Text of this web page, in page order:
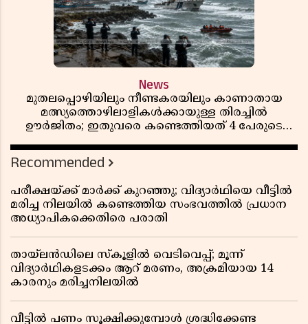
News
മുതലപ്പൊഴിയിലും നീണ്ടകരയിലും കാണാതായ
മത്സ്യത്തൊഴിലാളികൾക്കായുള്ള തിരച്ചിൽ
ഊർജിതം; ഇതുവരെ കണ്ടെത്തിയത് 4 പേരുടെ
Recommended
പരീക്ഷയ്ക്ക് മാർക്ക് കുറഞ്ഞു; വിദ്യാർഥിയെ വീട്ടിൽ
മരിച്ച നിലയിൽ കണ്ടെത്തിയ സംഭവത്തിൽ പ്രധാന
അധ്യാപികക്കെതിരെ പരാതി
തായ്‌ലൻഡിലെ സ്‌കൂളിൽ വെടിവെപ്പ്; മൂന്ന്
വിദ്യാർഥികളടക്കം ആറ് മരണം, അക്രമിയായ 14
കാരനും മരിച്ചനിലയിൽ
വീട്ടിൽ പണം സൂക്ഷിക്കുമ്പോൾ ശ്രദ്ധിക്കേണ്ട